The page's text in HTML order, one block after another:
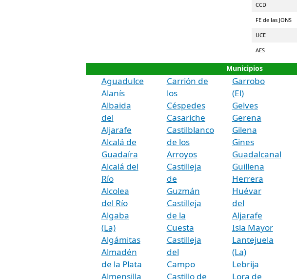
CCD
FE de las JONS
UCE
AES
Municipios
Aguadulce
Alanís
Albaida
del
Aljarafe
Alcalá de
Guadaíra
Alcalá del
Río
Alcolea
del Río
Algaba
(La)
Algámitas
Almadén
de la Plata
Almensilla
Carrión de
los
Céspedes
Casariche
Castilblanco
de los
Arroyos
Castilleja
de
Guzmán
Castilleja
de la
Cuesta
Castilleja
del
Campo
Castillo de
Garrobo
(El)
Gelves
Gerena
Gilena
Gines
Guadalcanal
Guillena
Herrera
Huévar
del
Aljarafe
Isla Mayor
Lantejuela
(La)
Lebrija
Lora de